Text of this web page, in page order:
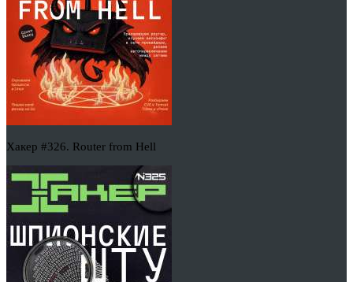
Хакер #326. Router from Hell